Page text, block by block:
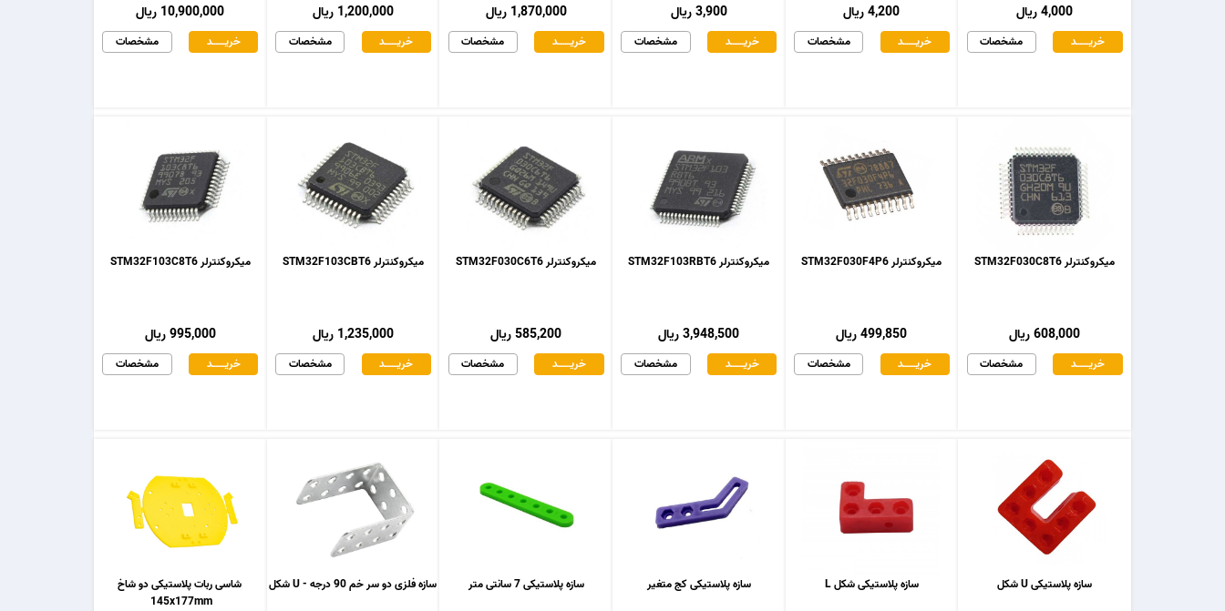
10,900,000 ریال
مشخصات خریـــــــد
1,200,000 ریال
مشخصات خریـــــــد
1,870,000 ریال
مشخصات خریـــــــد
3,900 ریال
مشخصات خریـــــــد
4,200 ریال
مشخصات خریـــــــد
4,000 ریال
مشخصات خریـــــــد
میکروکنترلر STM32F103C8T6
995,000 ریال
مشخصات خریـــــــد
میکروکنترلر STM32F103CBT6
1,235,000 ریال
مشخصات خریـــــــد
میکروکنترلر STM32F030C6T6
585,200 ریال
مشخصات خریـــــــد
میکروکنترلر STM32F103RBT6
3,948,500 ریال
مشخصات خریـــــــد
میکروکنترلر STM32F030F4P6
499,850 ریال
مشخصات خریـــــــد
میکروکنترلر STM32F030C8T6
608,000 ریال
مشخصات خریـــــــد
شاسی ربات پلاستیکی دو شاخ
145x177mm
سازه فلزی دو سر خم 90 درجه - U شکل سازه پلاستیکی 7 سانتی متر سازه پلاستیکی کج متغیر سازه پلاستیکی شکل L سازه پلاستیکی U شکل